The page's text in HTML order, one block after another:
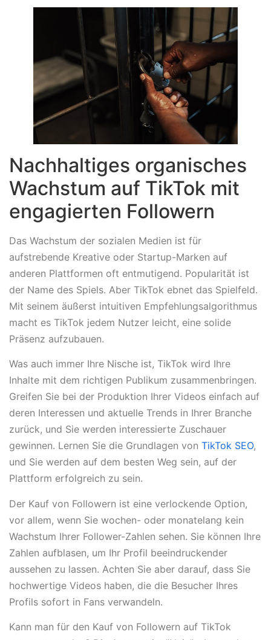
Nachhaltiges organisches
Wachstum auf TikTok mit
engagierten Followern
Das Wachstum der sozialen Medien ist für
aufstrebende Kreative oder Startup-Marken auf
anderen Plattformen oft entmutigend. Popularität ist
der Name des Spiels. Aber TikTok ebnet das Spielfeld.
Mit seinem äußerst intuitiven Empfehlungsalgorithmus
macht es TikTok jedem Nutzer leicht, eine solide
Präsenz aufzubauen.
Was auch immer Ihre Nische ist, TikTok wird Ihre
Inhalte mit dem richtigen Publikum zusammenbringen.
Greifen Sie bei der Produktion Ihrer Videos einfach auf
deren Interessen und aktuelle Trends in Ihrer Branche
zurück, und Sie werden interessierte Zuschauer
gewinnen. Lernen Sie die Grundlagen von TikTok SEO,
und Sie werden auf dem besten Weg sein, auf der
Plattform erfolgreich zu sein.
Der Kauf von Followern ist eine verlockende Option,
vor allem, wenn Sie wochen- oder monatelang kein
Wachstum Ihrer Follower-Zahlen sehen. Sie können Ihre
Zahlen aufblasen, um Ihr Profil beeindruckender
aussehen zu lassen. Achten Sie aber darauf, dass Sie
hochwertige Videos haben, die die Besucher Ihres
Profils sofort in Fans verwandeln.
Kann man für den Kauf von Followern auf TikTok